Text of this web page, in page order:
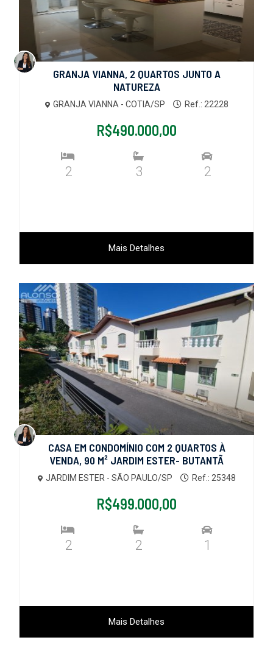
GRANJA VIANNA, 2 QUARTOS JUNTO A
NATUREZA
GRANJA VIANNA - COTIA/SP Ref.: 22228
R$490.000,00
2 3 2
Mais Detalhes
CASA EM CONDOMÍNIO COM 2 QUARTOS À
VENDA, 90 M² JARDIM ESTER- BUTANTÃ
JARDIM ESTER - SÃO PAULO/SP Ref.: 25348
R$499.000,00
2 2 1
Mais Detalhes